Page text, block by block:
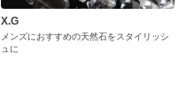
X.G
メンズにおすすめの天然石をスタイリッシ
ュに